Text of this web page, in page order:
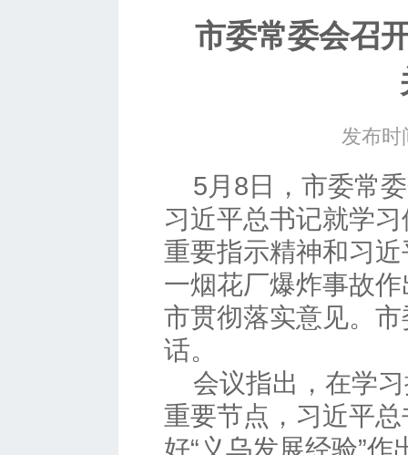
市委常委会召
发布时
5月8日，市委常
习近平总书记就学
重要指示精神和习
一烟花厂爆炸事故
市贯彻落实意见。
话。
会议指出，在学
重要节点，习近平
好“义乌发展经验”